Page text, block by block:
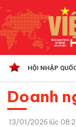
HỘI NHẬP
Doanh
13/01/2026 lúc